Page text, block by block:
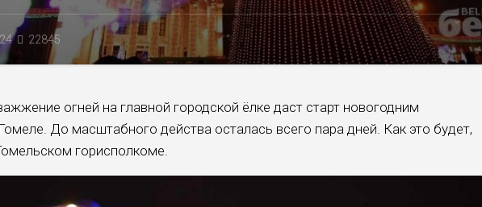
22845
огней на главной городской ёлке даст старт новогодним
До масштабного действа осталась всего пара дней. Как это будет,
горисполкоме.